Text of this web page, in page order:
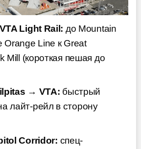
Light Rail: до Mountain
Orange Line к Great
Mill (короткая пешая до
→ VTA: быстрый
лайт-рейл в сторону
Corridor: спец-